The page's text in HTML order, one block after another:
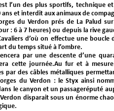
l’un des plus sportifs, technique
et interdit aux animaux de
du Verdon prés de La Palud
: 6 à 7 heures) ou depuis la rive
d’où on effectue une boucle
du temps situé à l’ombre.
par une descente d’une
cette journée.Au fur et à
par des câbles métalliques
du Verdon : le Styx ainsi
le canyon et un passageréputé
disparait sous un énorme